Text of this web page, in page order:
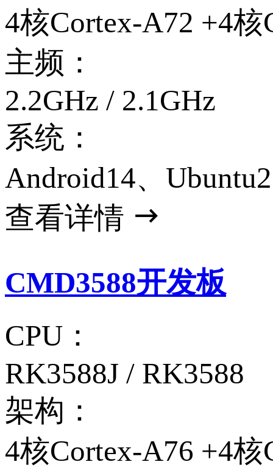
4核Cortex-A72 +4核
主频：
2.2GHz / 2.1GHz
系统：
Android14、
查看详情
CMD3588开发板
CPU：
RK3588J / RK3588
架构：
4核Cortex-A76 +4核